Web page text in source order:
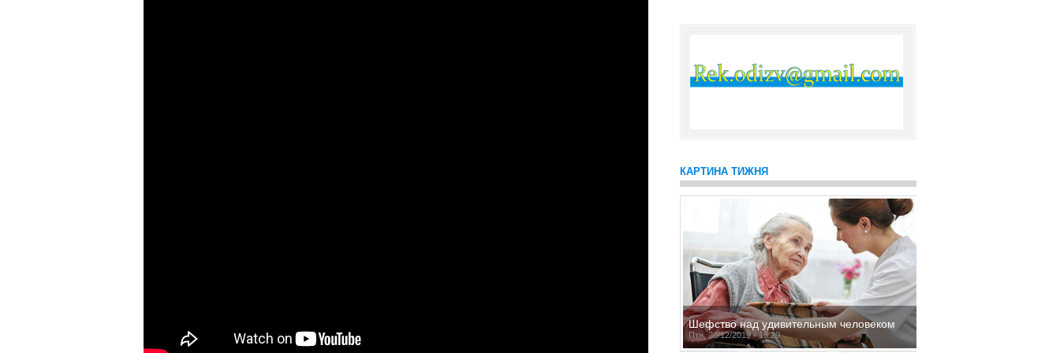
КАРТИНА ТИЖНЯ
Шефство над удивительным человеком
Птн, 20/12/2019 - 16:29